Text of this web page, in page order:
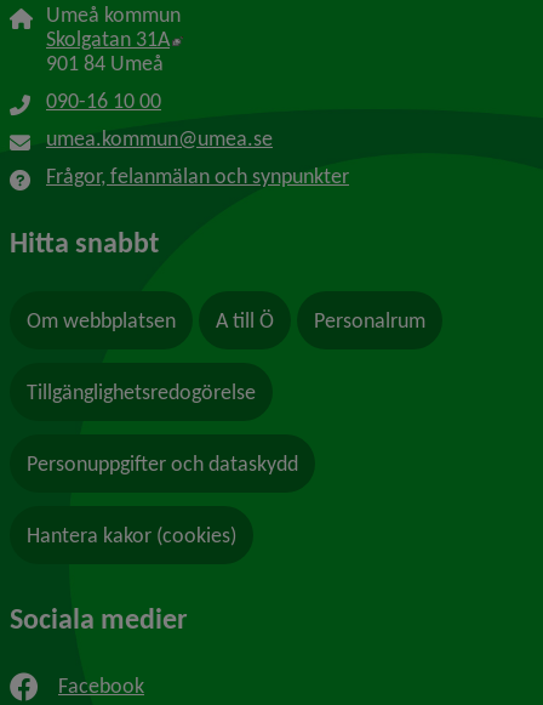
Umeå kommun
Skolgatan 31A Länk till annan webbplats, öppnas i nytt
901 84 Umeå
090-16 10 00
umea.kommun@umea.se
Frågor, felanmälan och synpunkter
Hitta snabbt
Om webbplatsen A till Ö Personalrum
Tillgänglighetsredogörelse
Personuppgifter och dataskydd
Hantera kakor (cookies)
Sociala medier
Facebook